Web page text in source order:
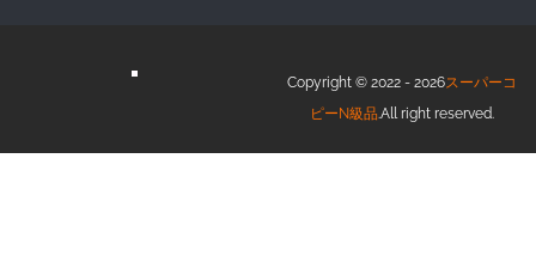
Copyright © 2022 - 2026スーパーコ
ピーN級品.All right reserved.